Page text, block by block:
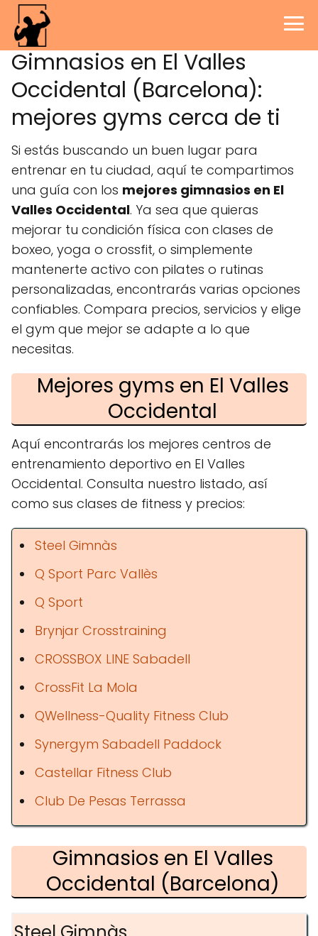
Gimnasios en El Valles
Occidental (Barcelona):
mejores gyms cerca de ti
Si estás buscando un buen lugar para
entrenar en tu ciudad, aquí te compartimos
una guía con los mejores gimnasios en El
Valles Occidental. Ya sea que quieras
mejorar tu condición física con clases de
boxeo, yoga o crossfit, o simplemente
mantenerte activo con pilates o rutinas
personalizadas, encontrarás varias opciones
confiables. Compara precios, servicios y elige
el gym que mejor se adapte a lo que
necesitas.
Mejores gyms en El Valles
Occidental
Aquí encontrarás los mejores centros de
entrenamiento deportivo en El Valles
Occidental. Consulta nuestro listado, así
como sus clases de fitness y precios:
Steel Gimnàs
Q Sport Parc Vallès
Q Sport
Brynjar Crosstraining
CROSSBOX LINE Sabadell
CrossFit La Mola
QWellness-Quality Fitness Club
Synergym Sabadell Paddock
Castellar Fitness Club
Club De Pesas Terrassa
Gimnasios en El Valles
Occidental (Barcelona)